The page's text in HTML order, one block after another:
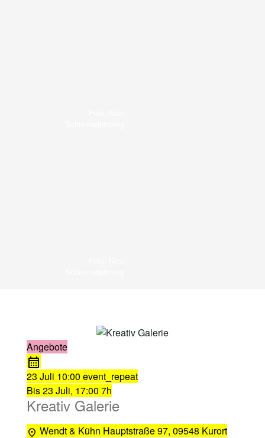
Angebote
23 Juli 10:00 event_repeat
Bis23 Juli, 17:00 7h
Kreativ Galerie
Wendt & Kühn Hauptstraße 97, 09548 Kurort